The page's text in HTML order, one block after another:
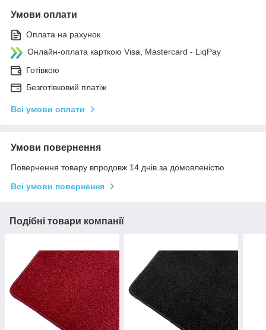
Умови оплати
Оплата на рахунок
Онлайн-оплата карткою Visa, Mastercard - LiqPay
Готівкою
Безготівковий платіж
Всі умови оплати
Умови повернення
Повернення товару впродовж 14 днів за домовленістю
Всі умови повернення
Подібні товари компанії